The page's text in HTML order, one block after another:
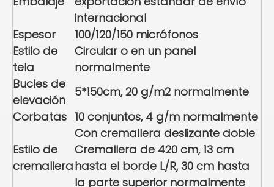
internacional
Espesor
100/120/150 micrófonos
Estilo de
tela
Circular o en un panel
normalmente
Bucles de
elevación
5*150cm, 20 g/m2 normalmente
Corbatas 10 conjuntos, 4 g/m normalmente
Estilo de
cremallera
Con cremallera deslizante doble
Cremallera de 420 cm, 13 cm
hasta el borde L/R, 30 cm hasta
la parte superior normalmente